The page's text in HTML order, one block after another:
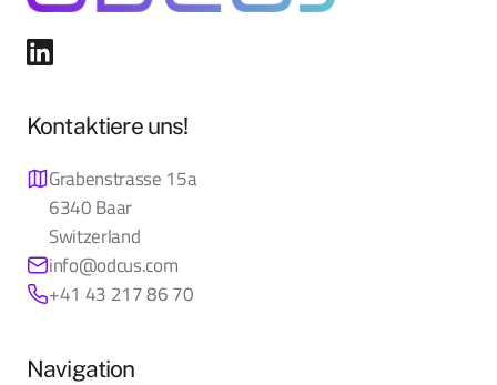
Kontaktiere uns!
Grabenstrasse 15a
6340 Baar
Switzerland
info@odcus.com
+41 43 217 86 70
Navigation